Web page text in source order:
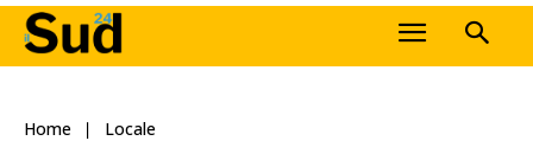
Home Locale